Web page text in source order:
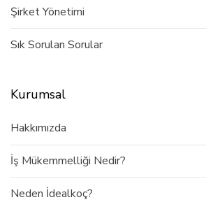
Şirket Yönetimi
Sık Sorulan Sorular
Kurumsal
Hakkımızda
İş Mükemmelliği Nedir?
Neden İdealkoç?